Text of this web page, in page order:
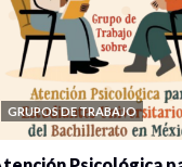
GRUPOS DE TRABAJO